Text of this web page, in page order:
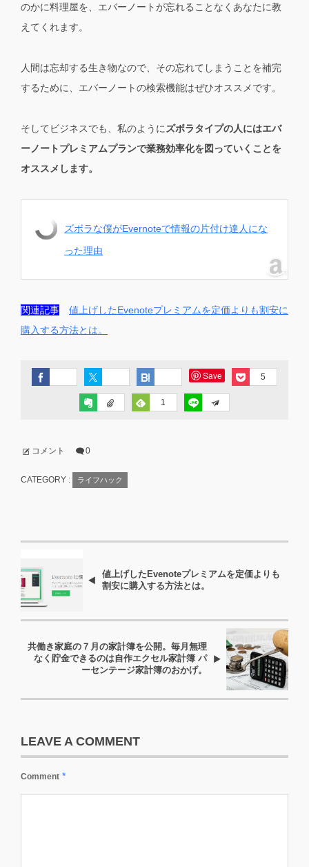
のかに料理屋を、エバーノートが忘れることなくあなたに教
えてくれます。
人間は忘却する生き物なので、その忘れてしまうことを補完
するために、エバーノートの検索機能はぜひオススメです。
そしてビジネスでも、私のように ズボラタイプの人にはエバ
ーノートプレミアムプランで業務効率化を図っていくことを
オススメします。
ズボラな僕がEvernoteで情報の片付け達人にな
った理由
関連記事
値上げしたEvenoteプレミアムを定価よりも割安に
購入する方法とは。
Save 5
1
コメント 0
CATEGORY : ライフハック
値上げしたEvenoteプレミアムを定価よりも
割安に購入する方法とは。
共働き家庭の７月の家計簿を公開。毎月無理
なく貯金できるのは自作エクセル家計簿 パ
ーセンテージ家計簿のおかげ。
LEAVE A COMMENT
Comment *